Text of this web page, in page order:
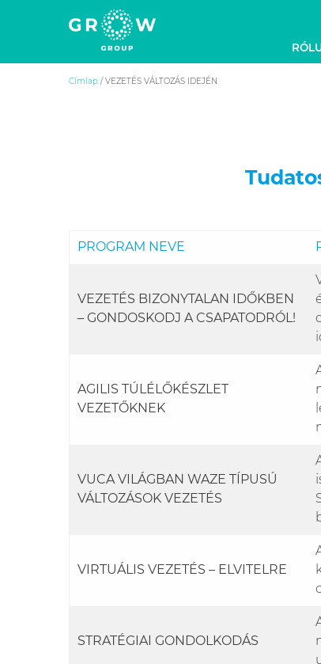
GROW Group
A hozzád adott érték
Címlap /VEZETÉS VÁLTOZÁS IDEJÉN
PROGRAM NEVE
VEZETÉS BIZONYTALAN IDŐKBEN
– GONDOSKODJ A CSAPATODRÓL!
AGILIS TÚLÉLŐKÉSZLET
VEZETŐKNEK
VUCA VILÁGBAN WAZE TÍPUSÚ
VÁLTOZÁSOK VEZETÉS
VIRTUÁLIS VEZETÉS – ELVITELRE
STRATÉGIAI GONDOLKODÁS